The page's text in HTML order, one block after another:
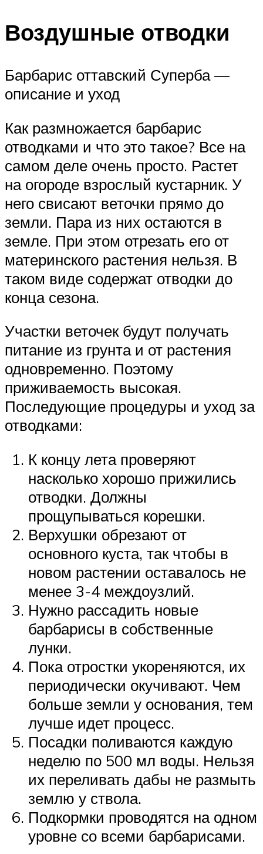
Воздушные отводки
Барбарис оттавский Суперба —
описание и уход
Как размножается барбарис
отводками и что это такое? Все на
самом деле очень просто. Растет
на огороде взрослый кустарник. У
него свисают веточки прямо до
земли. Пара из них остаются в
земле. При этом отрезать его от
материнского растения нельзя. В
таком виде содержат отводки до
конца сезона.
Участки веточек будут получать
питание из грунта и от растения
одновременно. Поэтому
приживаемость высокая.
Последующие процедуры и уход за
отводками:
К концу лета проверяют
насколько хорошо прижились
отводки. Должны
прощупываться корешки.
Верхушки обрезают от
основного куста, так чтобы в
новом растении оставалось не
менее 3-4 междоузлий.
Нужно рассадить новые
барбарисы в собственные
лунки.
Пока отростки укореняются, их
периодически окучивают. Чем
больше земли у основания, тем
лучше идет процесс.
Посадки поливаются каждую
неделю по 500 мл воды. Нельзя
их переливать дабы не размыть
землю у ствола.
Подкормки проводятся на одном
уровне со всеми барбарисами.